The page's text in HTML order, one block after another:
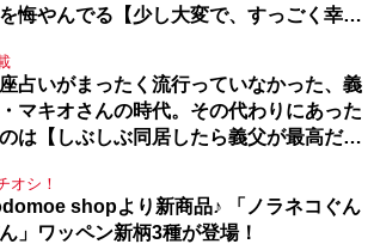
悔やんでる【少し大変で、すっごく幸せ
54】
占いがまったく流行っていなかった、義
マキオさんの時代。その代わりにあった
は【しぶしぶ同居したら義父が最高だっ
オシ！
shopより新商品♪ 「ノラネコぐん
」ワッペン新柄3種が登場！